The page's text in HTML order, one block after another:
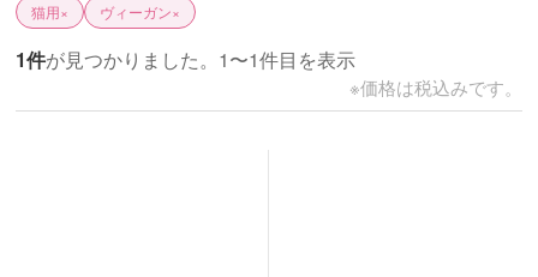
猫用× ヴィーガン×
1件が見つかりました。1〜1件目を表示
※価格は税込みです。